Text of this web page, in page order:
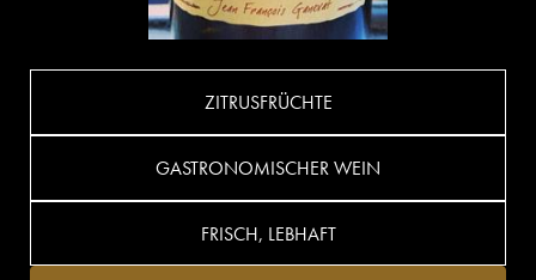
ZITRUSFRÜCHTE
GASTRONOMISCHER WEIN
FRISCH, LEBHAFT